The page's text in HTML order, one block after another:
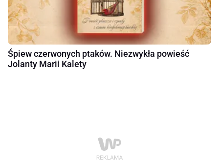
Śpiew czerwonych ptaków. Niezwykła powieść
Jolanty Marii Kalety